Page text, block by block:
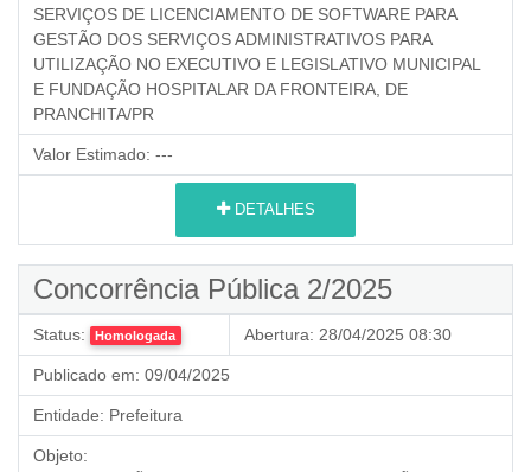
SERVIÇOS DE LICENCIAMENTO DE SOFTWARE PARA
GESTÃO DOS SERVIÇOS ADMINISTRATIVOS PARA
UTILIZAÇÃO NO EXECUTIVO E LEGISLATIVO MUNICIPAL
E FUNDAÇÃO HOSPITALAR DA FRONTEIRA, DE
PRANCHITA/PR
Valor Estimado: ---
DETALHES
Concorrência Pública 2/2025
Status: Homologada Abertura: 28/04/2025 08:30
Publicado em: 09/04/2025
Entidade: Prefeitura
Objeto: